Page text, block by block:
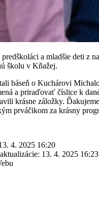
a mladšie deti z
školu v Kňažej.
báseň o Kuchárovi
a priraďovať číslice k
krásne záložky.
prváčikom za krásny
4. 2025 16:20
13. 4. 2025 16:23